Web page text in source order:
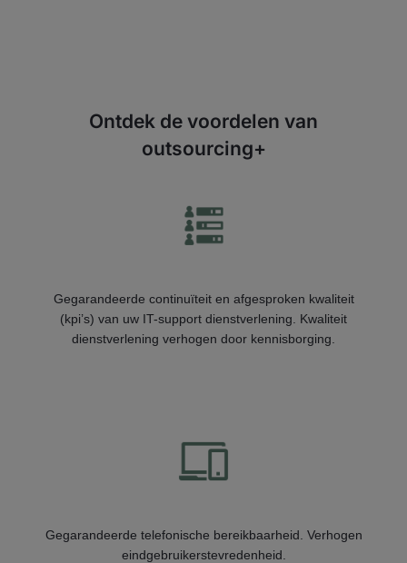
Ontdek de voordelen van
outsourcing+
Gegarandeerde continuïteit en afgesproken kwaliteit
(kpi’s) van uw IT-support dienstverlening. Kwaliteit
dienstverlening verhogen door kennisborging.
Gegarandeerde telefonische bereikbaarheid. Verhogen
eindgebruikerstevredenheid.